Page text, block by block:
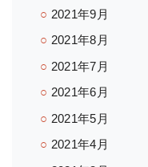
2021年9月
2021年8月
2021年7月
2021年6月
2021年5月
2021年4月